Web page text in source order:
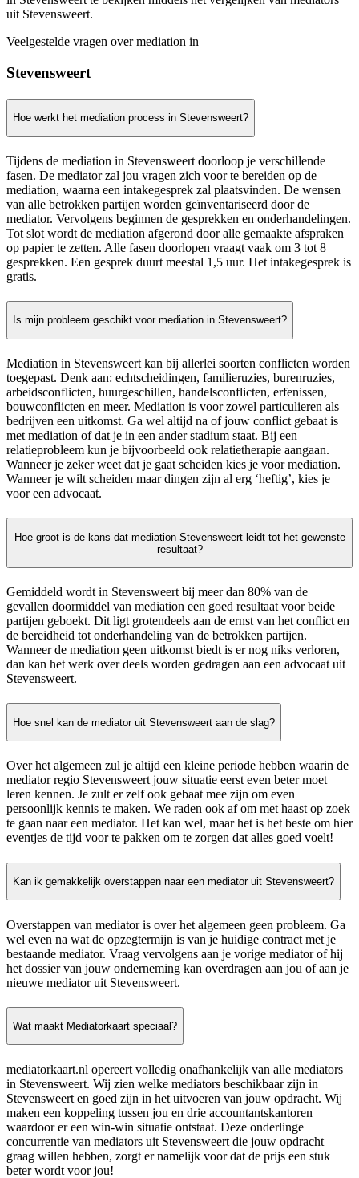
uit Stevensweert.
Veelgestelde vragen over mediation in
Stevensweert
Hoe werkt het mediation process in Stevensweert?
Tijdens de mediation in Stevensweert doorloop je verschillende
fasen. De mediator zal jou vragen zich voor te bereiden op de
mediation, waarna een intakegesprek zal plaatsvinden. De wensen
van alle betrokken partijen worden geïnventariseerd door de
mediator. Vervolgens beginnen de gesprekken en onderhandelingen.
Tot slot wordt de mediation afgerond door alle gemaakte afspraken
op papier te zetten. Alle fasen doorlopen vraagt vaak om 3 tot 8
gesprekken. Een gesprek duurt meestal 1,5 uur. Het intakegesprek is
gratis.
Is mijn probleem geschikt voor mediation in Stevensweert?
Mediation in Stevensweert kan bij allerlei soorten conflicten worden
toegepast. Denk aan: echtscheidingen, familieruzies, burenruzies,
arbeidsconflicten, huurgeschillen, handelsconflicten, erfenissen,
bouwconflicten en meer. Mediation is voor zowel particulieren als
bedrijven een uitkomst. Ga wel altijd na of jouw conflict gebaat is
met mediation of dat je in een ander stadium staat. Bij een
relatieprobleem kun je bijvoorbeeld ook relatietherapie aangaan.
Wanneer je zeker weet dat je gaat scheiden kies je voor mediation.
Wanneer je wilt scheiden maar dingen zijn al erg ‘heftig’, kies je
voor een advocaat.
Hoe groot is de kans dat mediation Stevensweert leidt tot het gewenste
resultaat?
Gemiddeld wordt in Stevensweert bij meer dan 80% van de
gevallen doormiddel van mediation een goed resultaat voor beide
partijen geboekt. Dit ligt grotendeels aan de ernst van het conflict en
de bereidheid tot onderhandeling van de betrokken partijen.
Wanneer de mediation geen uitkomst biedt is er nog niks verloren,
dan kan het werk over deels worden gedragen aan een advocaat uit
Stevensweert.
Hoe snel kan de mediator uit Stevensweert aan de slag?
Over het algemeen zul je altijd een kleine periode hebben waarin de
mediator regio Stevensweert jouw situatie eerst even beter moet
leren kennen. Je zult er zelf ook gebaat mee zijn om even
persoonlijk kennis te maken. We raden ook af om met haast op zoek
te gaan naar een mediator. Het kan wel, maar het is het beste om hier
eventjes de tijd voor te pakken om te zorgen dat alles goed voelt!
Kan ik gemakkelijk overstappen naar een mediator uit Stevensweert?
Overstappen van mediator is over het algemeen geen probleem. Ga
wel even na wat de opzegtermijn is van je huidige contract met je
bestaande mediator. Vraag vervolgens aan je vorige mediator of hij
het dossier van jouw onderneming kan overdragen aan jou of aan je
nieuwe mediator uit Stevensweert.
Wat maakt Mediatorkaart speciaal?
mediatorkaart.nl opereert volledig onafhankelijk van alle mediators
in Stevensweert. Wij zien welke mediators beschikbaar zijn in
Stevensweert en goed zijn in het uitvoeren van jouw opdracht. Wij
maken een koppeling tussen jou en drie accountantskantoren
waardoor er een win-win situatie ontstaat. Deze onderlinge
concurrentie van mediators uit Stevensweert die jouw opdracht
graag willen hebben, zorgt er namelijk voor dat de prijs een stuk
beter wordt voor jou!